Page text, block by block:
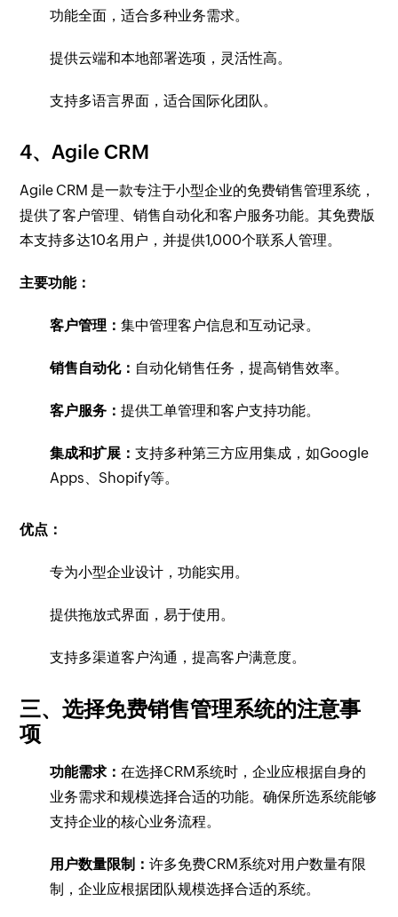
功能全面，适合多种业务需求。
提供云端和本地部署选项，灵活性高。
支持多语言界面，适合国际化团队。
4、Agile CRM
Agile CRM 是一款专注于小型企业的免费销售管理系统，
提供了客户管理、销售自动化和客户服务功能。其免费版
本支持多达10名用户，并提供1,000个联系人管理。
主要功能：
客户管理：集中管理客户信息和互动记录。
销售自动化： 自动化销售任务，提高销售效率。
客户服务：提供工单管理和客户支持功能。
集成和扩展：支持多种第三方应用集成，如Google
Apps、Shopify等。
优点：
专为小型企业设计，功能实用。
提供拖放式界面，易于使用。
支持多渠道客户沟通，提高客户满意度。
三、选择免费销售管理系统的注意事
项
功能需求：在选择CRM系统时，企业应根据自身的
业务需求和规模选择合适的功能。确保所选系统能够
支持企业的核心业务流程。
用户数量限制：许多免费CRM系统对用户数量有限
制，企业应根据团队规模选择合适的系统。